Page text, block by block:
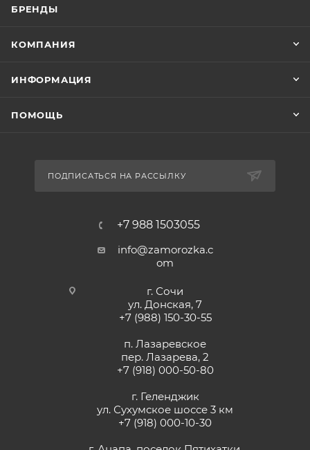
БРЕНДЫ
КОМПАНИЯ
ИНФОРМАЦИЯ
ПОМОЩЬ
ПОДПИСАТЬСЯ НА РАССЫЛКУ
+7 988 1503055
info@zamorozka.c
om
г. Сочи
ул. Донская, 7
+7 (988) 150-30-55
п. Лазаревское
пер. Лазарева, 2
+7 (918) 000-50-80
г. Геленджик
ул. Сухумское шоссе 3 км
+7 (918) 000-10-30